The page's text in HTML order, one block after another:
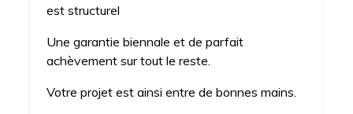
est structurel
Une garantie biennale et de parfait
achèvement sur tout le reste.
Votre projet est ainsi entre de bonnes mains.